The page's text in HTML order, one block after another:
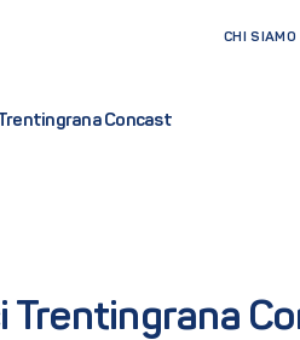
CHI SIAMO
Concast
Trentingrana